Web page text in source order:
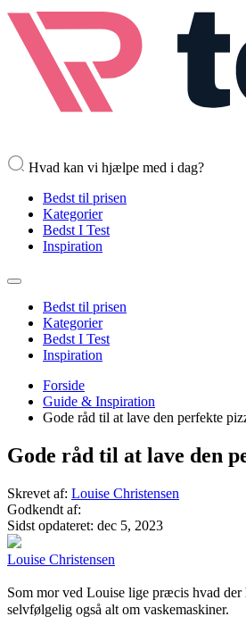
Hvad kan vi hjælpe med i dag?
Bedst til prisen
Kategorier
Bedst I Test
Inspiration
Bedst til prisen
Kategorier
Bedst I Test
Inspiration
Forside
Guide & Inspiration
Gode råd til at lave den perfekte
Gode råd til at lave den
Skrevet af: Louise Christensen
Godkendt af:
Sidst opdateret: dec 5, 2023
Louise Christensen
Som mor ved Louise lige præcis hvad
selvfølgelig også alt om vaskemaskiner.